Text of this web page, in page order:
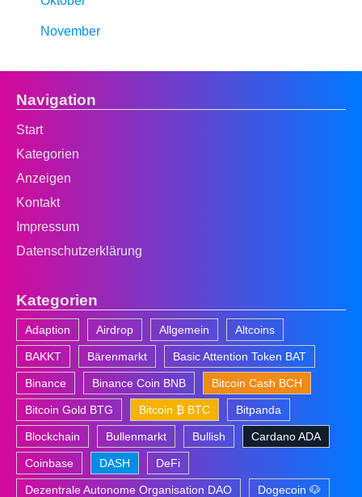
November
Navigation
Start
Kategorien
Anzeigen
Kontakt
Impressum
Datenschutzerklärung
Kategorien
Adaption Airdrop Allgemein Altcoins
BAKKT Bärenmarkt Basic Attention Token BAT
Binance Binance Coin BNB Bitcoin Cash BCH
Bitcoin Gold BTG Bitcoin ₿ BTC Bitpanda
Blockchain Bullenmarkt Bullish Cardano ADA
Coinbase DASH DeFi
Dezentrale Autonome Organisation DAO Dogecoin 🐶